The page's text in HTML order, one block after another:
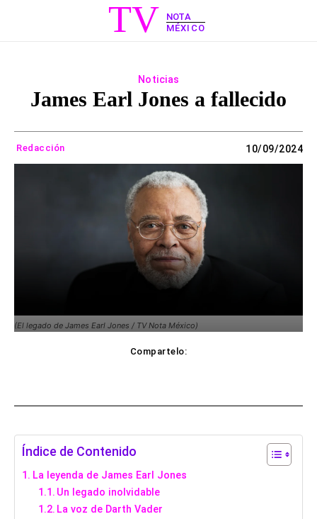
TV
NOTA
MÉXICO
Noticias
James Earl Jones a fallecido
Redacción 10/09/2024
(El legado de James Earl Jones / TV Nota México)
Compartelo:
Índice de Contenido
La leyenda de James Earl Jones
Un legado inolvidable
La voz de Darth Vader